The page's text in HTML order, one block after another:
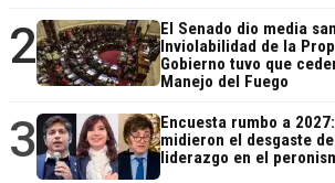
2
El Senado dio media
Inviolabilidad de la
Gobierno tuvo que
Manejo del Fuego
3
Encuesta rumbo a
midieron el desgaste
liderazgo en el